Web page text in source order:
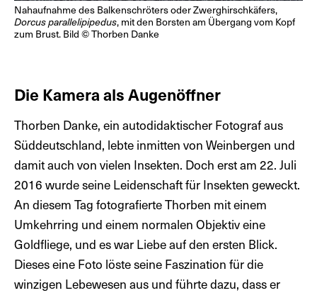
Nahaufnahme des Balkenschröters oder Zwerghirschkäfers,
Dorcus parallelipipedus, mit den Borsten am Übergang vom Kopf
zum Brust. Bild © Thorben Danke
Die Kamera als Augenöffner
Thorben Danke, ein autodidaktischer Fotograf aus
Süddeutschland, lebte inmitten von Weinbergen und
damit auch von vielen Insekten. Doch erst am 22. Juli
2016 wurde seine Leidenschaft für Insekten geweckt.
An diesem Tag fotografierte Thorben mit einem
Umkehrring und einem normalen Objektiv eine
Goldfliege, und es war Liebe auf den ersten Blick.
Dieses eine Foto löste seine Faszination für die
winzigen Lebewesen aus und führte dazu, dass er